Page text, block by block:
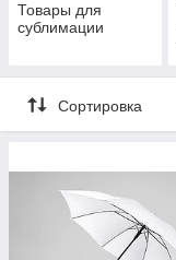
Товары для
сублимации
Сортировка